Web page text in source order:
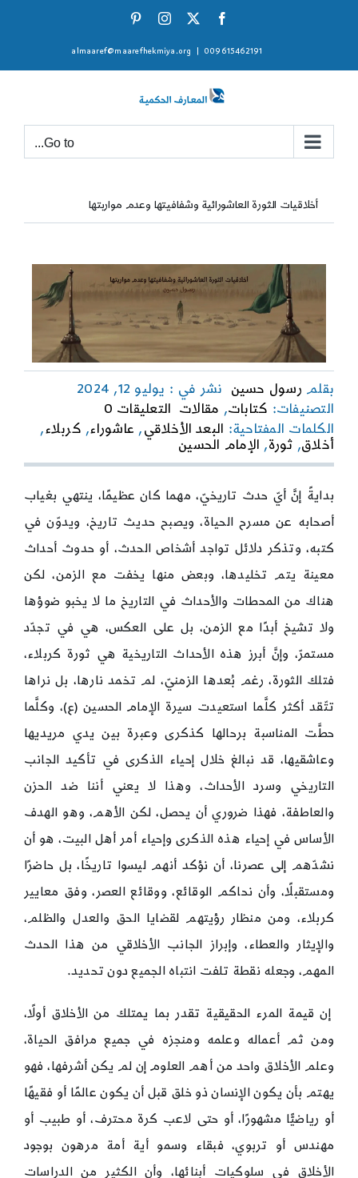
Facebook
X
Instagram
009615462191
almaaref@maarefhekmiya.org
Go to...
أخلاقيات الثورة العاشورائية وشفافيتها وعدم مواربتها
بقلم رسول حسين
نشر في : يوليو 12, 2024
التصنيفات: كتابات, مقالات التعليقات 0
أخلاقيات
الثورة
وشفافيتها
وعدم
مواربتها
الكلمات المفتاحية: البعد الأخلاقي , عاشوراء, كربلاء,
أخلاق, ثورة, الإمام الحسين
بدايةً إنَّ أيّ حدث تاريخيّ، مهما كان عظيمًا، ينتهي بغياب
أصحابه عن مسرح الحياة، ويصبح حديث تاريخ، ويدوّن في
كتبه، وتذكر دلائل تواجد أشخاص الحدث، أو حدوث أحداث
معينة يتم تخليدها، وبعض منها يخفت مع الزمن، لكن
هناك من المحطات والأحداث في التاريخ ما لا يخبو ضوؤها
ولا تشيخ أبدًا مع الزمن، بل على العكس، هي في تجدّد
مستمرّ، وإنَّ أبرز هذه الأحداث التاريخية هي ثورة كربلاء،
فتلك الثورة، رغم بُعدها الزمنيّ، لم تخمد نارها، بل نراها
تتّقد أكثر كلَّما استعيدت سيرة الإمام الحسين (ع)، وكلَّما
حطَّت المناسبة برحالها كذكرى وعبرة بين يدي مريديها
وعاشقيها، قد نبالغ خلال إحياء الذكرى في تأكيد الجانب
التاريخي وسرد الأحداث، وهذا لا يعني أننا ضد الحزن
والعاطفة، فهذا ضروري أن يحصل، لكن الأهم، وهو الهدف
الأساس في إحياء هذه الذكرى وإحياء أمر أهل البيت، هو أن
نشدّهم إلى عصرنا، أن نؤكد أنهم ليسوا تاريخًا، بل حاضرًا
ومستقبلًا، وأن نحاكم الوقائع، ووقائع العصر، وفق معايير
كربلاء، ومن منظار رؤيتهم لقضايا الحق والعدل والظلم،
والإيثار والعطاء، وإبراز الجانب الأخلاقي من هذا الحدث
المهم، وجعله نقطة تلفت انتباه الجميع دون تحديد.
إن قيمة المرء الحقيقية تقدر بما يمتلك من الأخلاق أولًا،
ومن ثم أعماله وعلمه ومنجزه في جميع مرافق الحياة،
وعلم الأخلاق واحد من أهم العلوم إن لم يكن أشرفها، فهو
يهتم بأن يكون الإنسان ذو خلق قبل أن يكون عالمًا أو فقيهًا
أو رياضيًّا مشهورًا، أو حتى لاعب كرة محترف، أو طبيب أو
مهندس أو تربوي، فبقاء وسمو أية أمة مرهون بوجود
الأخلاق في سلوكيات أبنائها، وأن الكثير من الدراسات